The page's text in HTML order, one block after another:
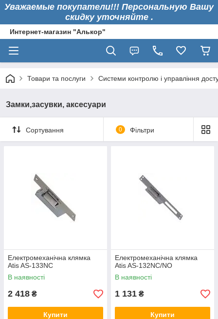
Уважаемые покупатели!!! Персональную Вашу
скидку уточняйте .
Интернет-магазин "Алькор"
Товари та послуги Системи контролю і управління
Замки,засувки, аксесуари
Сортування 0 Фільтри
Електромеханічна клямка
Atis AS-133NC
В наявності
2 418 ₴
Купити
Електромеханічна клямка
Atis AS-132NC/NO
В наявності
1 131 ₴
Купити